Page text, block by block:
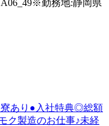
勤務地:静岡県
寮あり●入社特典◎総額
ク製造のお仕事♪未経